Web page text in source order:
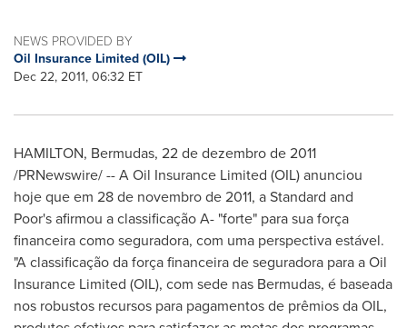
NEWS PROVIDED BY
Oil Insurance Limited (OIL)
Dec 22, 2011, 06:32 ET
HAMILTON, Bermudas, 22 de dezembro de 2011
/PRNewswire/ -- A Oil Insurance Limited (OIL) anunciou
hoje que em 28 de novembro de 2011, a Standard and
Poor's afirmou a classificação A- "forte" para sua força
financeira como seguradora, com uma perspectiva estável.
"A classificação da força financeira de seguradora para a Oil
Insurance Limited (OIL), com sede nas Bermudas, é baseada
nos robustos recursos para pagamentos de prêmios da OIL,